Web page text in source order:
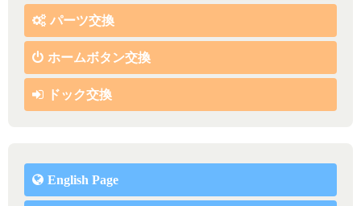
パーツ交換
ホームボタン交換
ドック交換
English Page